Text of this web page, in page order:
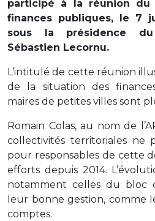
participé à la réunion du
finances publiques, le 7
sous la présidence
Sébastien Lecornu.
L’intitulé de cette réunion
de la situation des
maires de petites villes sont
Romain Colas, au nom de
collectivités territoriales ne
pour responsables de cette
efforts depuis 2014.
notamment celles du bloc
leur bonne gestion, comme
comptes.